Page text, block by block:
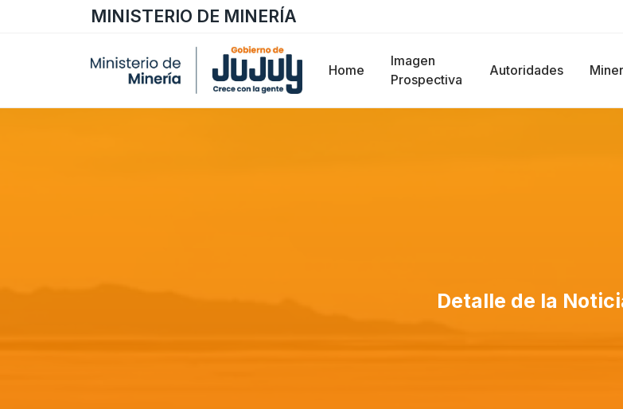
MINISTERIO DE MINERÍA
Home
Imagen
Prospectiva
Autoridades
Detalle de la